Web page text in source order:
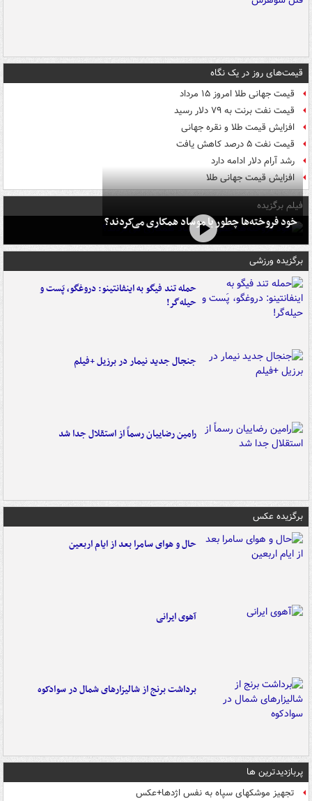
قیمت‌های روز در یک نگاه
قیمت جهانی طلا امروز ۱۵ مرداد
قیمت نفت برنت به ۷۹ دلار رسید
افزایش قیمت طلا و نقره جهانی
قیمت نفت ۵ درصد کاهش یافت
رشد آرام دلار ادامه دارد
افزایش قیمت جهانی طلا
فیلم برگزیده
خود فروخته‌ها چطور با موساد همکاری می‌کردند؟
برگزیده ورزشی
حمله تند فیگو به اینفانتینو: دروغگو، پَست‌ و
حیله‌گر!
جنجال جدید نیمار در برزیل +فیلم
رامین رضاییان رسماً از استقلال جدا شد
برگزیده عکس
حال و هوای سامرا بعد از ایام اربعین
آهوی ایرانی
برداشت برنج از شالیزارهای شمال در سوادکوه
پربازدیدترین ها
تجهیز موشکهای سپاه به نفس اژدها+عکس